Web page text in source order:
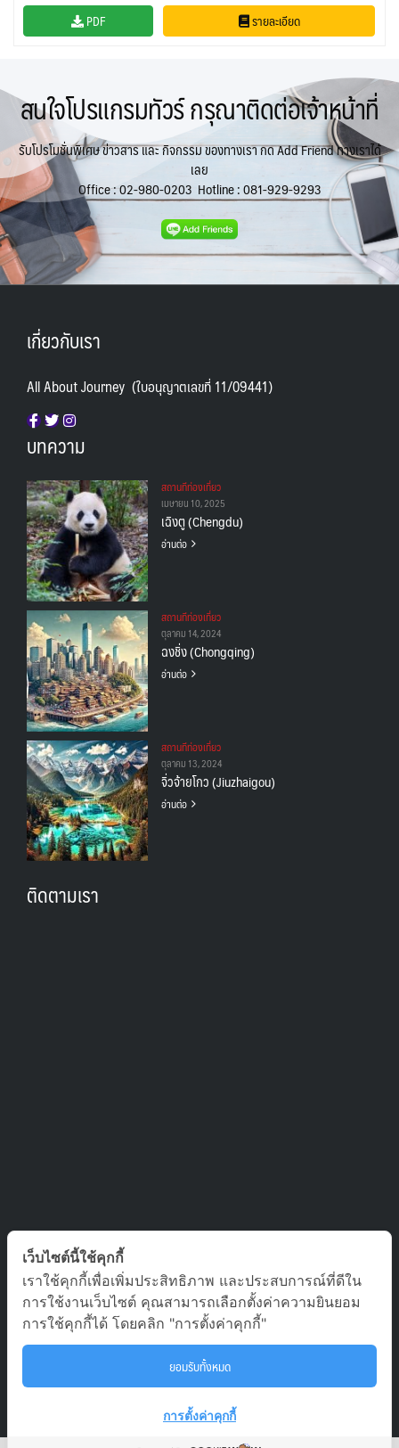
PDF รายละเอียด
สนใจโปรแกรมทัวร์ กรุณาติดต่อเจ้าหน้าที่
รับโปรโมชั่นพิเศษ ข่าวสาร และ กิจกรรม ของทางเรา กด Add Friend ทางเราได้
เลย
Office :02-980-0203 Hotline :081-929-9293
เกี่ยวกับเรา
All About Journey (ใบอนุญาตเลขที่ 11/09441)
บทความ
สถานทีท่องเที่ยว
เมษายน 10, 2025
เฉิงตู (Chengdu)
อ่านต่อ
สถานทีท่องเที่ยว
ตุลาคม 14, 2024
ฉงชิ่ง (Chongqing)
อ่านต่อ
สถานทีท่องเที่ยว
ตุลาคม 13, 2024
จิ่วจ้ายโกว (Jiuzhaigou)
อ่านต่อ
ติดตามเรา
ติดต่อเรา
บริษัท ออล อเบ้าท์ เจอร์นีย์ จำกัด เลขที่ 5/1800 หมู่บ้านประชาชื่น
ซอย สามัคคี 63 ตำบล บางตลาด อำเภอ ปากเกร็ด นนทบุรี 11120
02-980-0203, 081-929-9293
เว็บไซต์นี้ใช้คุกกี้
เราใช้คุกกี้เพื่อเพิ่มประสิทธิภาพ และประสบการณ์ที่ดีใน
การใช้งานเว็บไซต์ คุณสามารถเลือกตั้งค่าความยินยอม
การใช้คุกกี้ได้ โดยคลิก "การตั้งค่าคุกกี้"
ยอมรับทั้งหมด
การตั้งค่าคุกกี้